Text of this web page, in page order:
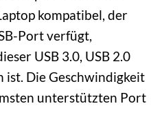
kompatibel, der
Port verfügt,
USB 3.0, USB 2.0
ist. Die Geschwindigkeit
unterstützten Port